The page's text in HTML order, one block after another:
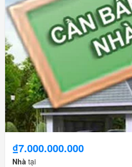
₫7.000.000.000
Nhà tại